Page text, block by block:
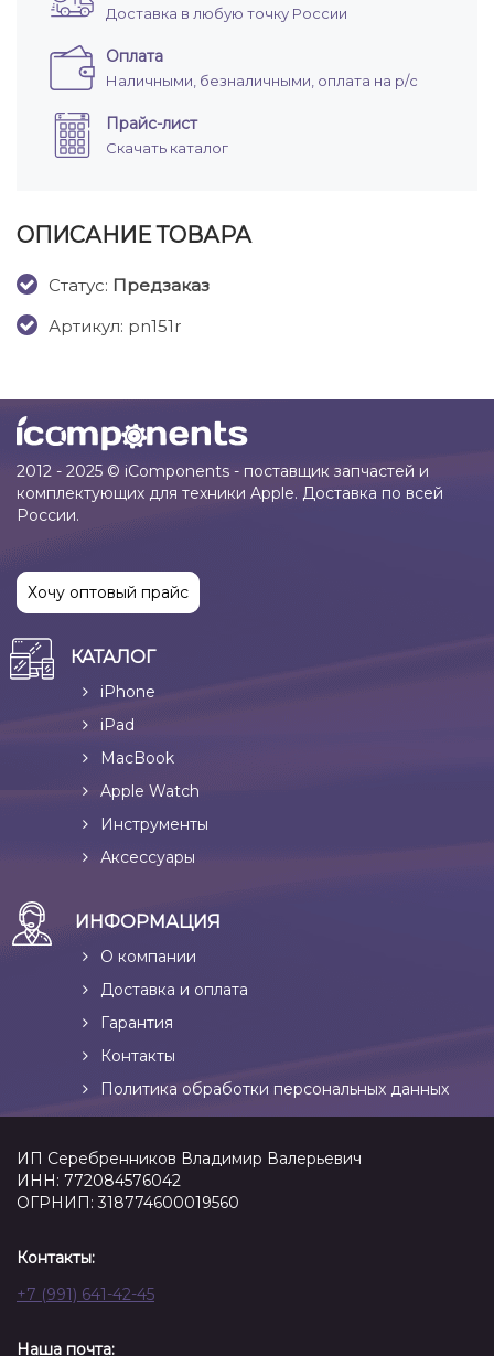
Доставка в любую точку России
Оплата
Наличными, безналичными, оплата на р/с
Прайс-лист
Скачать каталог
ОПИСАНИЕ ТОВАРА
Cтатус: Предзаказ
Артикул: pn151r
2012 - 2025 © iComponents - поставщик запчастей и
комплектующих для техники Apple. Доставка по всей
России.
Хочу оптовый прайс
КАТАЛОГ
iPhone
iPad
MacBook
Apple Watch
Инструменты
Аксессуары
ИНФОРМАЦИЯ
О компании
Доставка и оплата
Гарантия
Контакты
Политика обработки персональных данных
ИП Серебренников Владимир Валерьевич
ИНН: 772084576042
ОГРНИП: 318774600019560
Контакты:
+7 (991) 641-42-45
Наша почта: